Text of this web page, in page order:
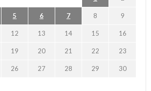
5 6 7 8 9
12 13 14 15 16
19 20 21 22 23
26 27 28 29 30